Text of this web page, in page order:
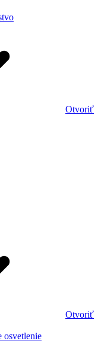
Otvoriť
Otvoriť
osvetlenie